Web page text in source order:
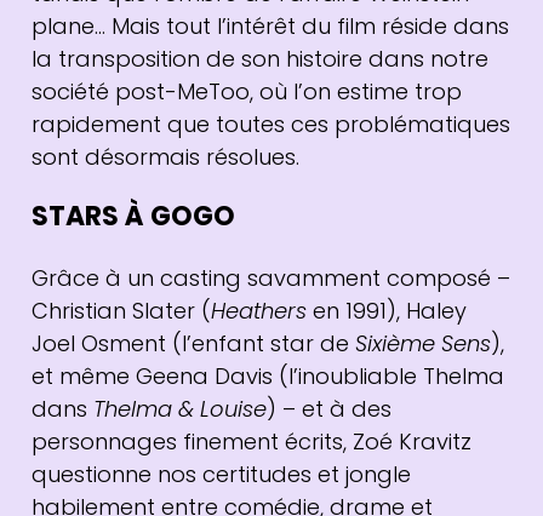
plane… Mais tout l’intérêt du film réside dans
la transposition de son histoire dans notre
société post-MeToo, où l’on estime trop
rapidement que toutes ces problématiques
sont désormais résolues.
STARS À GOGO
Grâce à un casting savamment composé –
Christian Slater (Heathersen 1991), Haley
Joel Osment (l’enfant star de Sixième Sens),
et même Geena Davis (l’inoubliable Thelma
dans Thelma & Louise) – et à des
personnages finement écrits, Zoé Kravitz
questionne nos certitudes et jongle
habilement entre comédie, drame et